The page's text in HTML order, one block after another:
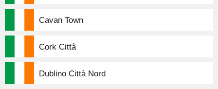
Cavan Town
Cork Città
Dublino Città Nord